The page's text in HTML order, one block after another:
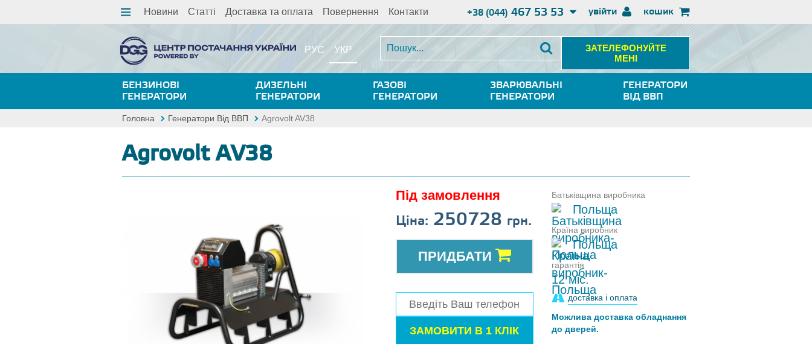
Новини Статті Доставка та оплата Повернення Контакти увійти
+38 (044) 467 53 53 кошик
РУС УКР
ЗАТЕЛЕФОНУЙТЕ
МЕНІ
БЕНЗИНОВІ
ГЕНЕРАТОРИ
ДИЗЕЛЬНІ
ГЕНЕРАТОРИ
ГАЗОВІ
ГЕНЕРАТОРИ
ЗВАРЮВАЛЬНІ
ГЕНЕРАТОРИ
ГЕНЕРАТОРИ
ВІД ВВП
Головна Генератори Від ВВП Agrovolt AV38
Agrovolt AV38
Під замовлення
Ціна: 250728 грн.
ПРИДБАТИ
Батьківщина виробника
Польща
Країна виробник
Польща
гарантія
12 міс.
доставка і оплата
Можлива доставка обладнання
до дверей.